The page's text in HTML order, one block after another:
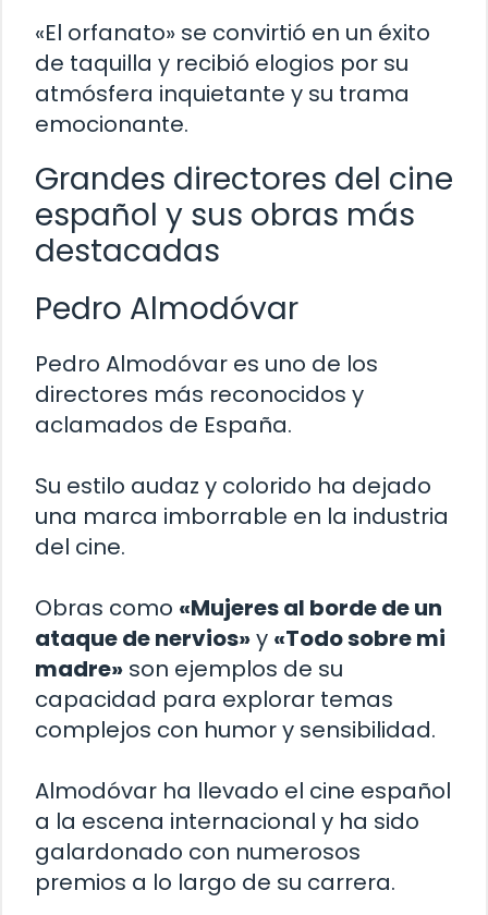
«El orfanato» se convirtió en un éxito
de taquilla y recibió elogios por su
atmósfera inquietante y su trama
emocionante.
Grandes directores del cine
español y sus obras más
destacadas
Pedro Almodóvar
Pedro Almodóvar es uno de los
directores más reconocidos y
aclamados de España.
Su estilo audaz y colorido ha dejado
una marca imborrable en la industria
del cine.
Obras como «Mujeres al borde de un
ataque de nervios»y «Todo sobre mi
madre» son ejemplos de su
capacidad para explorar temas
complejos con humor y sensibilidad.
Almodóvar ha llevado el cine español
a la escena internacional y ha sido
galardonado con numerosos
premios a lo largo de su carrera.